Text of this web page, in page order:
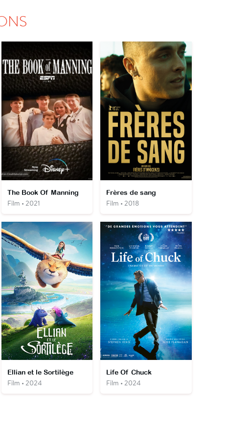
The Book Of Manning
Film • 2021
Frères de sang
Film • 2018
Ellian et le Sortilège
Film • 2024
Life Of Chuck
Film • 2024